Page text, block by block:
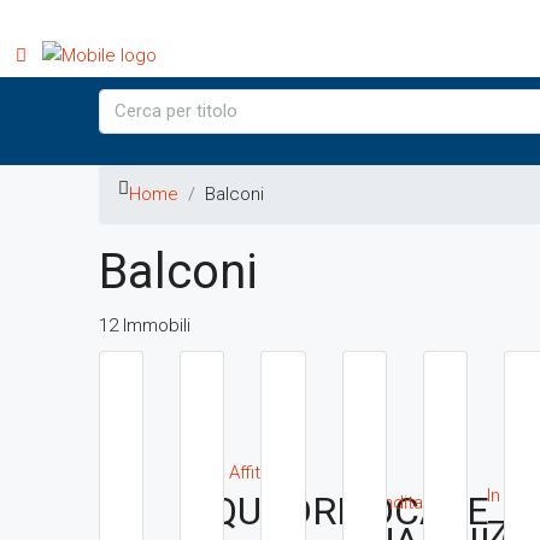
Home Balconi
Balconi
12 Immobili
In Affitto
QUADRILOCALE
In Vendita In